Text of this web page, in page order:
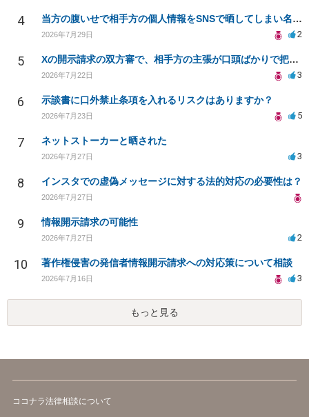
4 当方の腹いせで相手方の個人情報をSNSで晒してしまい名誉毀損させてしまったかもしれない
2026年7月29日 2
5 Xの開示請求の双方審で、相手方の主張が口頭ばかりで把握しきれません
2026年7月22日 3
6 示談書に口外禁止条項を入れるリスクはありますか？
2026年7月23日 5
7 ネットストーカーと晒された
2026年7月27日 3
8 インスタでの虚偽メッセージに対する法的対応の必要性は？
2026年7月27日
9 情報開示請求の可能性
2026年7月27日 2
10 著作権侵害の発信者情報開示請求への対応策について相談
2026年7月16日 3
もっと見る
ココナラ法律相談について